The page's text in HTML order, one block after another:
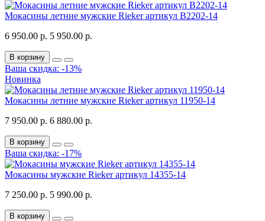
Мокасины летние мужские Rieker артикул B2202-14
6 950.00 р. 5 950.00 р.
В корзину
Ваша скидка: -13%
Новинка
Мокасины летние мужские Rieker артикул 11950-14
7 950.00 р. 6 880.00 р.
В корзину
Ваша скидка: -17%
Мокасины мужские Rieker артикул 14355-14
7 250.00 р. 5 990.00 р.
В корзину